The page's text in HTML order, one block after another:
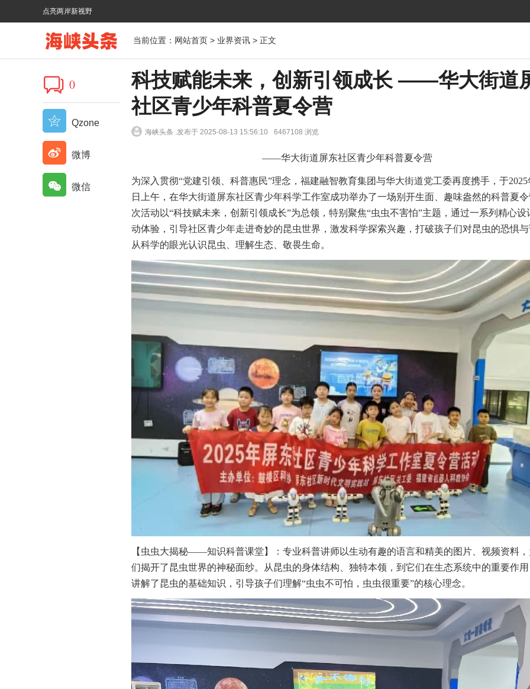
点亮两岸新视野
当前位置： 网站首页 > 业界资讯 > 正文
科技赋能未来，创新引领成长 ——华大街道
社区青少年科普夏令营
海峡头条 .发布于 2025-08-13 15:56:10 6467108 浏览
——华大街道屏东社区青少年科普夏令营
为深入贯彻“党建引领、科普惠民”理念，福建融智教育集团与华大街道党工委再度携手，于2025
日上午，在华大街道屏东社区青少年科学工作室成功举办了一场别开生面、趣味盎然的科普夏
次活动以“科技赋未来，创新引领成长”为总领，特别聚焦“虫虫不害怕”主题，通过一系列精心设
动体验，引导社区青少年走进奇妙的昆虫世界，激发科学探索兴趣，打破孩子们对昆虫的恐惧
从科学的眼光认识昆虫、理解生态、敬畏生命。
【虫虫大揭秘——知识科普课堂】：专业科普讲师以生动有趣的语言和精美的图片、视频资料
们揭开了昆虫世界的神秘面纱。从昆虫的身体结构、独特本领，到它们在生态系统中的重要作
讲解了昆虫的基础知识，引导孩子们理解“虫虫不可怕，虫虫很重要”的核心理念。
0
Qzone
微博
微信